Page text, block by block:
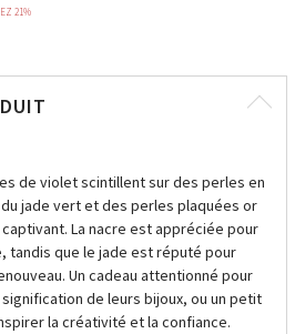
21%
de violet scintillent sur des perles en
jade vert et des perles plaquées or
La nacre est appréciée pour
tandis que le jade est réputé pour
Un cadeau attentionné pour
de leurs bijoux, ou un petit
la créativité et la confiance.